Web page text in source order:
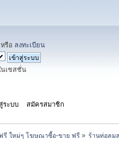
หรือ ลงทะเบียน
นเซสชั่น
ระบบ สมัครสมาชิก
รี ใหม่ๆ โฆษณาซื้อ-ขาย ฟรี» ร้านท่อลม